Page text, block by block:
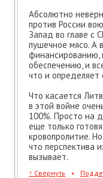
Абсолютно
против России
Запад во главе с
пушечное мясо. А
финансированию,
обеспечению, и
что и определяет
Что касается
в этой войне
100%. Просто на
еще только
кровопролитие.
что перспектива
вызывает.
↑ Свернуть •